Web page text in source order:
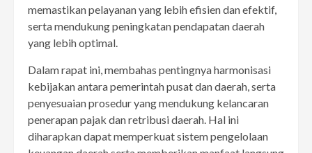
memastikan pelayanan yang lebih efisien dan efektif,
serta mendukung peningkatan pendapatan daerah
yang lebih optimal.
Dalam rapat ini, membahas pentingnya harmonisasi
kebijakan antara pemerintah pusat dan daerah, serta
penyesuaian prosedur yang mendukung kelancaran
penerapan pajak dan retribusi daerah. Hal ini
diharapkan dapat memperkuat sistem pengelolaan